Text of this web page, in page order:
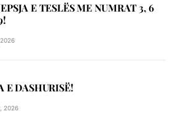
E TESLËS ME NUMRAT 3, 6
E DASHURISË!
2026